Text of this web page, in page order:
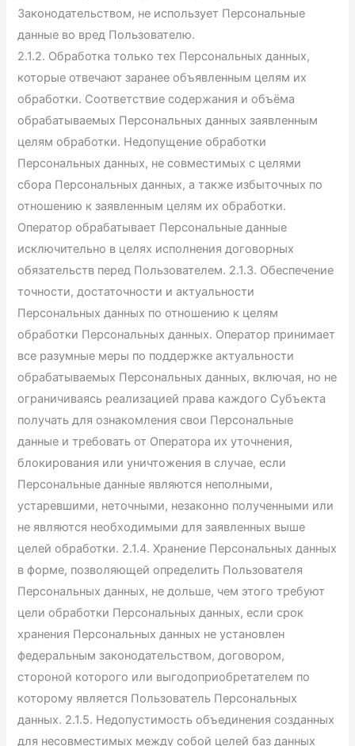
Законодательством, не использует Персональные
данные во вред Пользователю.
2.1.2. Обработка только тех Персональных данных,
которые отвечают заранее объявленным целям их
обработки. Соответствие содержания и объёма
обрабатываемых Персональных данных заявленным
целям обработки. Недопущение обработки
Персональных данных, не совместимых с целями
сбора Персональных данных, а также избыточных по
отношению к заявленным целям их обработки.
Оператор обрабатывает Персональные данные
исключительно в целях исполнения договорных
обязательств перед Пользователем. 2.1.3. Обеспечение
точности, достаточности и актуальности
Персональных данных по отношению к целям
обработки Персональных данных. Оператор принимает
все разумные меры по поддержке актуальности
обрабатываемых Персональных данных, включая, но не
ограничиваясь реализацией права каждого Субъекта
получать для ознакомления свои Персональные
данные и требовать от Оператора их уточнения,
блокирования или уничтожения в случае, если
Персональные данные являются неполными,
устаревшими, неточными, незаконно полученными или
не являются необходимыми для заявленных выше
целей обработки. 2.1.4. Хранение Персональных данных
в форме, позволяющей определить Пользователя
Персональных данных, не дольше, чем этого требуют
цели обработки Персональных данных, если срок
хранения Персональных данных не установлен
федеральным законодательством, договором,
стороной которого или выгодоприобретателем по
которому является Пользователь Персональных
данных. 2.1.5. Недопустимость объединения созданных
для несовместимых между собой целей баз данных